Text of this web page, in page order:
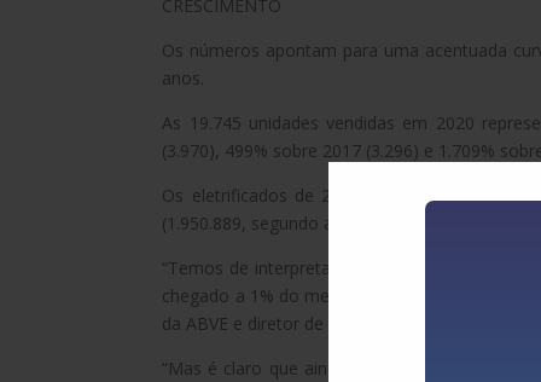
CRESCIMENTO
Os números apontam para uma acentuada
anos.
As 19.745 unidades vendidas em 2020
(3.970), 499% sobre 2017 (3.296) e 1.709%
Os eletrificados de 2020 (19.745) chegaram
(1.950.889, segundo a Fenabrave).
“Temos de interpretar esses números de
chegado a 1% do mercado; é uma marca
da ABVE e diretor de relações institucionais e
“Mas é claro que ainda estamos muito